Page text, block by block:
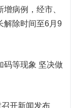
增病例，经市、
解除时间至6月9
码等现象 坚决做
开新闻发布